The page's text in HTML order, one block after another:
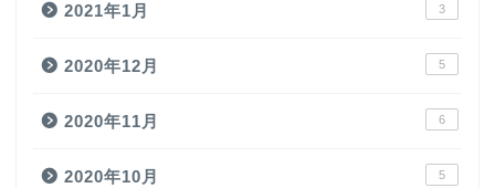
2021年1月 3
2020年12月 5
2020年11月 6
2020年10月 5